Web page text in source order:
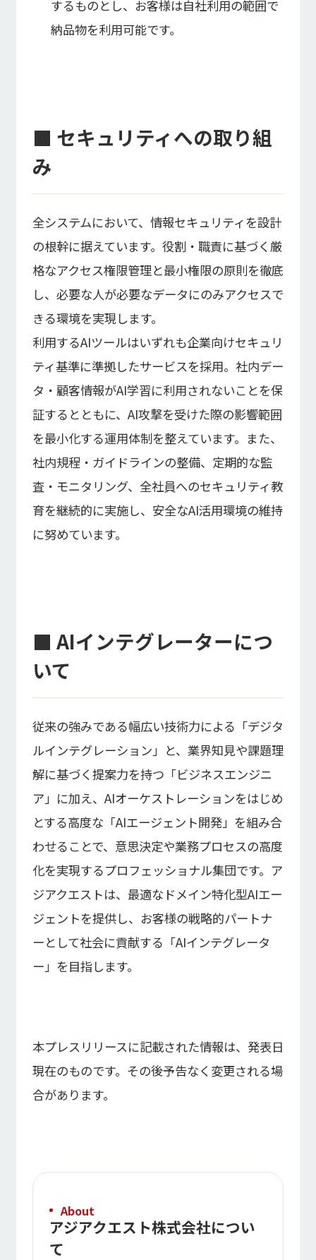
するものとし、お客様は自社利用の範囲で
納品物を利用可能です。
■ セキュリティへの取り組
み
全システムにおいて、情報セキュリティを設計
の根幹に据えています。役割・職責に基づく厳
格なアクセス権限管理と最小権限の原則を徹底
し、必要な人が必要なデータにのみアクセスで
きる環境を実現します。
利用するAIツールはいずれも企業向けセキュリ
ティ基準に準拠したサービスを採用。社内デー
タ・顧客情報がAI学習に利用されないことを保
証するとともに、AI攻撃を受けた際の影響範囲
を最小化する運用体制を整えています。また、
社内規程・ガイドラインの整備、定期的な監
査・モニタリング、全社員へのセキュリティ教
育を継続的に実施し、安全なAI活用環境の維持
に努めています。
■ AIインテグレーターにつ
いて
従来の強みである幅広い技術力による「デジタ
ルインテグレーション」と、業界知見や課題理
解に基づく提案力を持つ「ビジネスエンジニ
ア」に加え、AIオーケストレーションをはじめ
とする高度な「AIエージェント開発」を組み合
わせることで、意思決定や業務プロセスの高度
化を実現するプロフェッショナル集団です。ア
ジアクエストは、最適なドメイン特化型AIエー
ジェントを提供し、お客様の戦略的パートナ
ーとして社会に貢献する「AIインテグレータ
ー」を目指します。
本プレスリリースに記載された情報は、発表日
現在のものです。その後予告なく変更される場
合があります。
About
アジアクエスト株式会社につい
て